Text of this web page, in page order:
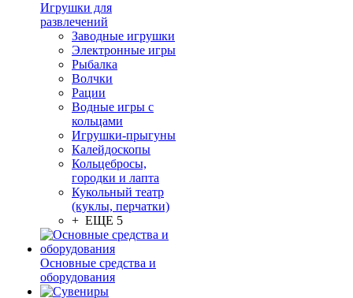
Игрушки для
развлечений
Заводные игрушки
Электронные игры
Рыбалка
Волчки
Рации
Водные игры с
кольцами
Игрушки-прыгуны
Калейдоскопы
Кольцебросы,
городки и лапта
Кукольный театр
(куклы, перчатки)
+ ЕЩЕ 5
Основные средства и
оборудования